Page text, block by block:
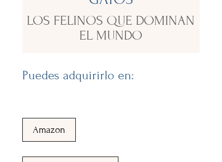
LOS FELINOS QUE DOMINAN
EL MUNDO
Puedes adquirirlo en:
Amazon